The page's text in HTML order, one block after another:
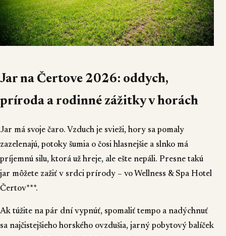
Jar na Čertove 2026: oddych,
príroda a rodinné zážitky v horách
Jar má svoje čaro. Vzduch je svieži, hory sa pomaly
zazelenajú, potoky šumia o čosi hlasnejšie a slnko má
príjemnú silu, ktorá už hreje, ale ešte nepáli. Presne takú
jar môžete zažiť v srdci prírody – vo Wellness & Spa Hotel
Čertov***.
Ak túžite na pár dní vypnúť, spomaliť tempo a nadýchnuť
sa najčistejšieho horského ovzdušia, jarný pobytový balíček